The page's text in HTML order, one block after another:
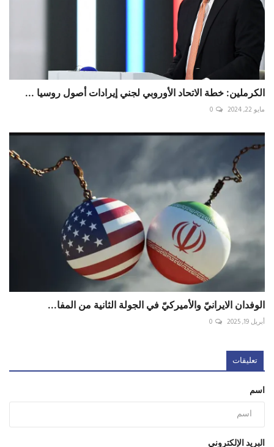
الكرملين: خطة الاتحاد الأوروبي لجني إيرادات أصول روسيا ...
مايو 22, 2024 0
الوفدان الايرانيّ والأميركيّ في الجولة الثانية من المفا...
أبريل 19, 2025 0
تعليقات
اسم
البريد الإلكتروني